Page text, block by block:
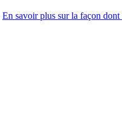
En savoir plus sur la façon dont